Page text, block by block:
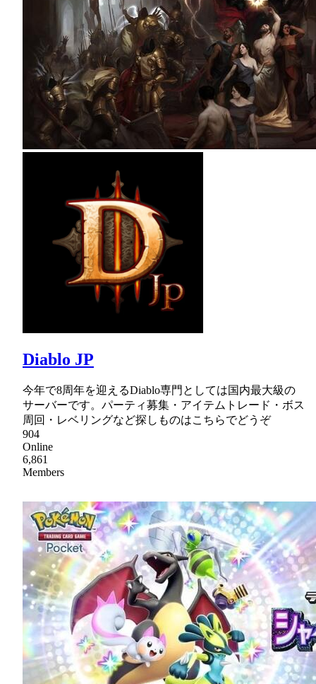
Diablo JP
今年で8周年を迎えるDiablo専門としては国内最大級の
サーバーです。パーティ募集・アイテムトレード・ボス
周回・レベリングなど探しものはこちらでどうぞ
904
Online
6,861
Members